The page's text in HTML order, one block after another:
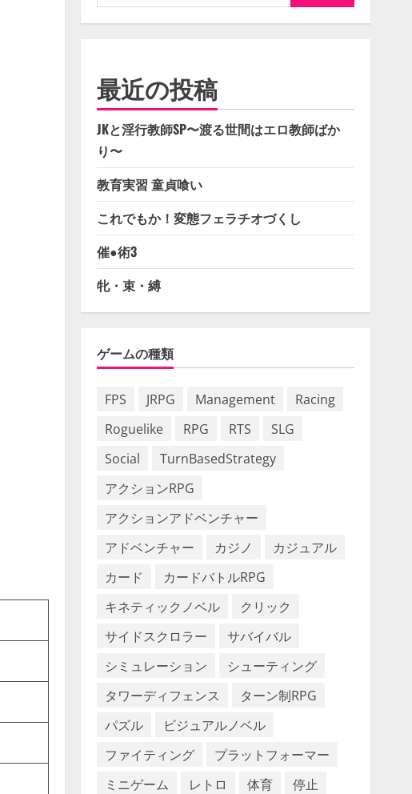
索:
最近の投稿
JKと淫行教師SP〜渡る世間はエロ教師ばか
り〜
教育実習 童貞喰い
これでもか！変態フェラチオづくし
催●術3
牝・束・縛
ゲームの種類
FPS JRPG Management
Racing
Roguelike
RPG RTS
SLG
Social
TurnBasedStrategy
アクションRPG
アクションアドベンチャー
アドベンチャー
カジノ
カジュアル
カード
カードバトルRPG
キネティックノベル
クリック
サイドスクロラー
サバイバル
シミュレーション
シューティング
タワーディフェンス
ターン制RPG
パズル
ビジュアルノベル
ファイティング
プラットフォーマー
ミニゲーム
レトロ 体育
停止